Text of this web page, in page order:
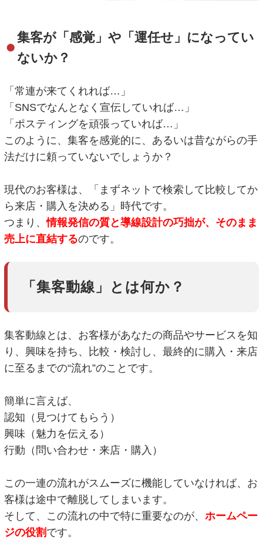
集客が「感覚」や「運任せ」になってい
ないか？
「常連が来てくれれば…」
「SNSでなんとなく宣伝していれば…」
「ポスティングを頑張っていれば…」
このように、集客を感覚的に、あるいは昔ながらの手
法だけに頼っていないでしょうか？
現代のお客様は、「まずネットで検索して比較してか
ら来店・購入を決める」時代です。
つまり、情報発信の質と導線設計の巧拙が、そのまま
売上に直結するのです。
「集客動線」とは何か？
集客動線とは、お客様があなたの商品やサービスを知
り、興味を持ち、比較・検討し、最終的に購入・来店
に至るまでの“流れ”のことです。
簡単に言えば、
認知（見つけてもらう）
興味（魅力を伝える）
行動（問い合わせ・来店・購入）
この一連の流れがスムーズに機能していなければ、お
客様は途中で離脱してしまいます。
そして、この流れの中で特に重要なのが、ホームペー
ジの役割 です。